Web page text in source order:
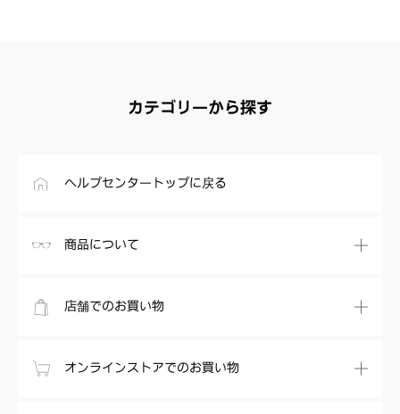
カテゴリーから探す
ヘルプセンタートップに戻る
商品について
店舗でのお買い物
オンラインストアでのお買い物